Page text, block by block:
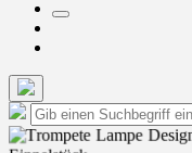
Suchfeld
Such-
Overlay
verbergen
Suche
nach: